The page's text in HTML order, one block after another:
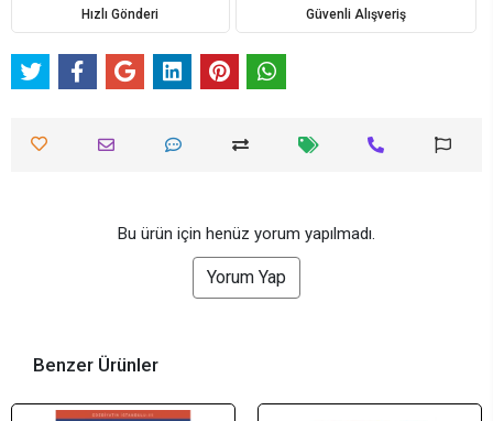
Hızlı Gönderi Güvenli Alışveriş
Bu ürün için henüz yorum yapılmadı.
Yorum Yap
Benzer Ürünler